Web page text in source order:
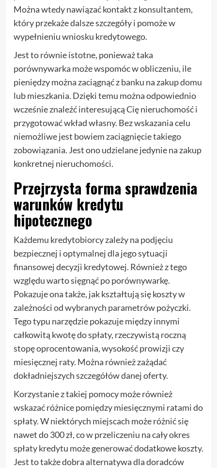
Można wtedy nawiązać kontakt z konsultantem,
który przekaże dalsze szczegóły i pomoże w
wypełnieniu wniosku kredytowego.
Jest to równie istotne, ponieważ taka
porównywarka może wspomóc w obliczeniu, ile
pieniędzy można zaciągnąć z banku na zakup domu
lub mieszkania. Dzięki temu można odpowiednio
wcześnie znaleźć interesującą Cię nieruchomość i
przygotować wkład własny. Bez wskazania celu
niemożliwe jest bowiem zaciągnięcie takiego
zobowiązania. Jest ono udzielane jedynie na zakup
konkretnej nieruchomości.
Przejrzysta forma sprawdzenia
warunków kredytu
hipotecznego
Każdemu kredytobiorcy zależy na podjęciu
bezpiecznej i optymalnej dla jego sytuacji
finansowej decyzji kredytowej. Również z tego
względu warto sięgnąć po porównywarkę.
Pokazuje ona także, jak kształtują się koszty w
zależności od wybranych parametrów pożyczki.
Tego typu narzędzie pokazuje między innymi
całkowitą kwotę do spłaty, rzeczywistą roczną
stopę oprocentowania, wysokość prowizji czy
miesięcznej raty. Można również zażądać
dokładniejszych szczegółów danej oferty.
Korzystanie z takiej pomocy może również
wskazać różnice pomiędzy miesięcznymi ratami do
spłaty. W niektórych miejscach może różnić się
nawet do 300 zł, co w przeliczeniu na cały okres
spłaty kredytu może generować dodatkowe koszty.
Jest to także dobra alternatywa dla doradców